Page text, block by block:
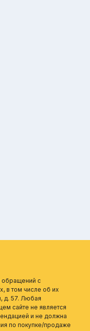
обращений с
в том числе об их
д. 57. Любая
сайте не является
и не должна
по покупке/продаже